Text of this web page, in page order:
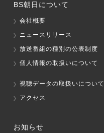
BS朝日について
会社概要
ニュースリリース
放送番組の種別の公表制度
個人情報の取扱いについて
視聴データの取扱いについて
アクセス
お知らせ